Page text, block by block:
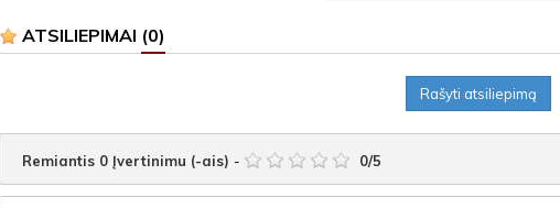
ATSILIEPIMAI (0)
Rašyti atsiliepimą
Remiantis 0 Įvertinimu (-ais) - 0/5